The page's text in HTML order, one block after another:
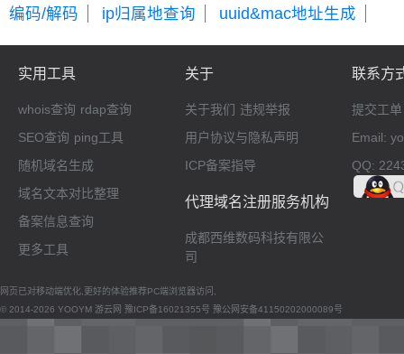
编码/解码
ip归属地查询 uuid&mac地址生成
实用工具
whois查询 rdap查询
SEO查询 ping工具
随机域名生成
域名文本对比整理
备案信息查询
更多工具
关于
关于我们 违规举报
用户协议与隐私声明
ICP备案指导
代理域名注册服务机构
成都西维数码科技有限公
司
联系方
提交工单
Email:
QQ:
网页已对移动端优化,更好的体验推荐PC端浏览器访问,
© 2014-2026 YOOYM 游云网 豫ICP备16021355号 豫公网安备41150202000089号